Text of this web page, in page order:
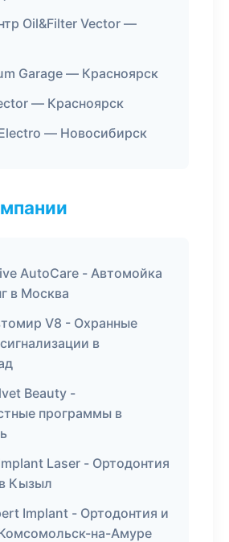
Oil&Filter Vector —
Garage — Красноярск
— Красноярск
— Новосибирск
AutoCare - Автомойка
в Москва
V8 - Охранные
в
Beauty -
программы в
Laser - Ортодонтия
Кызыл
Implant - Ортодонтия и
на-Амуре